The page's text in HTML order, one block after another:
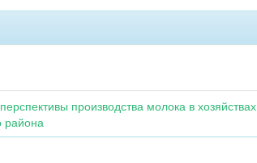
производства молока в хозяйствах
района